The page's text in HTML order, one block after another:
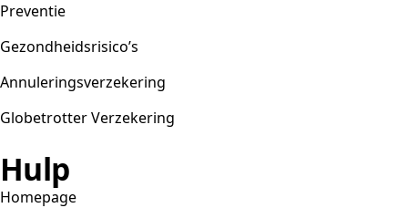
Preventie
Gezondheidsrisico’s
Annuleringsverzekering
Globetrotter Verzekering
Hulp
Homepage